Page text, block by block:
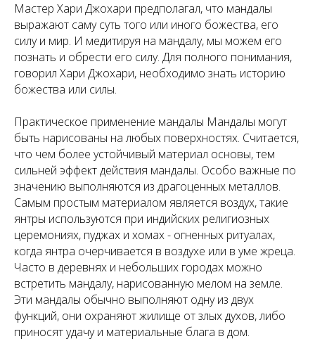
Мастер Хари Джохари предполагал, что мандалы
выражают саму суть того или иного божества, его
силу и мир. И медитируя на мандалу, мы можем его
познать и обрести его силу. Для полного понимания,
говорил Хари Джохари, необходимо знать историю
божества или силы.
Практическое применение мандалы Мандалы могут
быть нарисованы на любых поверхностях. Считается,
что чем более устойчивый материал основы, тем
сильней эффект действия мандалы. Особо важные по
значению выполняются из драгоценных металлов.
Самым простым материалом является воздух, такие
янтры используются при индийских религиозных
церемониях, пуджах и хомах - огненных ритуалах,
когда янтра очерчивается в воздухе или в уме жреца.
Часто в деревнях и небольших городах можно
встретить мандалу, нарисованную мелом на земле.
Эти мандалы обычно выполняют одну из двух
функций, они охраняют жилище от злых духов, либо
приносят удачу и материальные блага в дом.